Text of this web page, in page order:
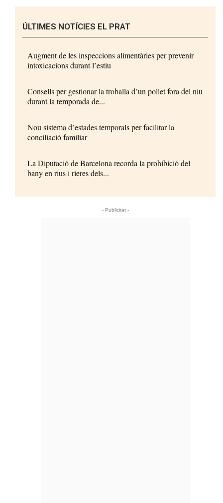
ÚLTIMES NOTÍCIES EL PRAT
Augment de les inspeccions alimentàries per prevenir
intoxicacions durant l’estiu
Consells per gestionar la troballa d’un pollet fora del niu
durant la temporada de...
Nou sistema d’estades temporals per facilitar la
conciliació familiar
La Diputació de Barcelona recorda la prohibició del
bany en rius i rieres dels...
- Publicitat -